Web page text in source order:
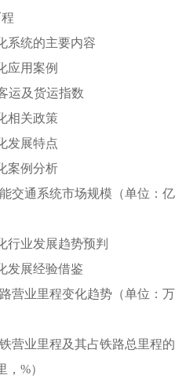
系统的主要内容
应用案例
运及货运指数
相关政策
发展特点
案例分析
交通系统市场规模（单位：亿
行业发展趋势预判
发展经验借鉴
营业里程变化趋势（单位：万
营业里程及其占铁路总里程的
%）